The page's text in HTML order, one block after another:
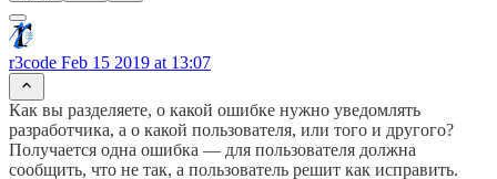
r3code Feb 15 2019 at 13:07
Как вы разделяете, о какой ошибке нужно уведомлять
разработчика, а о какой пользователя, или того и другого?
Получается одна ошибка — для пользователя должна
сообщить, что не так, а пользователь решит как исправить.